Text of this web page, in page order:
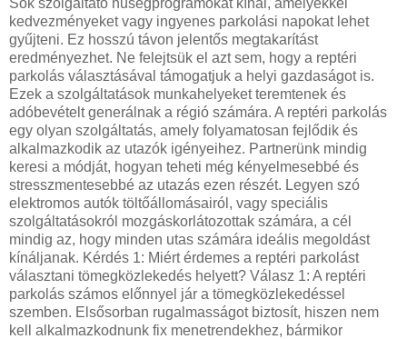
kedvezményeket vagy ingyenes parkolási napokat lehet
gyűjteni. Ez hosszú távon jelentős megtakarítást
eredményezhet. Ne felejtsük el azt sem, hogy a reptéri
parkolás választásával támogatjuk a helyi gazdaságot is.
Ezek a szolgáltatások munkahelyeket teremtenek és
adóbevételt generálnak a régió számára. A reptéri parkolás
egy olyan szolgáltatás, amely folyamatosan fejlődik és
alkalmazkodik az utazók igényeihez. Partnerünk mindig
keresi a módját, hogyan teheti még kényelmesebbé és
stresszmentesebbé az utazás ezen részét. Legyen szó
elektromos autók töltőállomásairól, vagy speciális
szolgáltatásokról mozgáskorlátozottak számára, a cél
mindig az, hogy minden utas számára ideális megoldást
kínáljanak. Kérdés 1: Miért érdemes a reptéri parkolást
választani tömegközlekedés helyett? Válasz 1: A reptéri
parkolás számos előnnyel jár a tömegközlekedéssel
szemben. Elsősorban rugalmasságot biztosít, hiszen nem
kell alkalmazkodnunk fix menetrendekhez, bármikor